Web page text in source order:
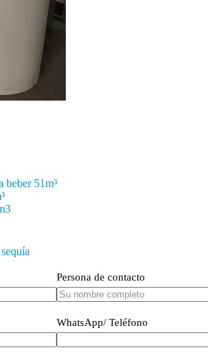
beber 51m³
Persona de contacto
WhatsApp/ Teléfono